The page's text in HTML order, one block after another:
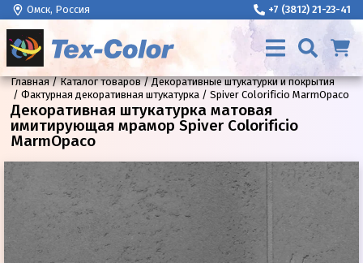
Омск, Россия +7 (3812) 21-23-41
Главная Каталог товаров
Декоративные штукатурки и покрытия
Фактурная декоративная штукатурка
Spiver Colorificio MarmOpaco
Декоративная штукатурка матовая
имитирующая мрамор Spiver Colorificio
MarmOpaco